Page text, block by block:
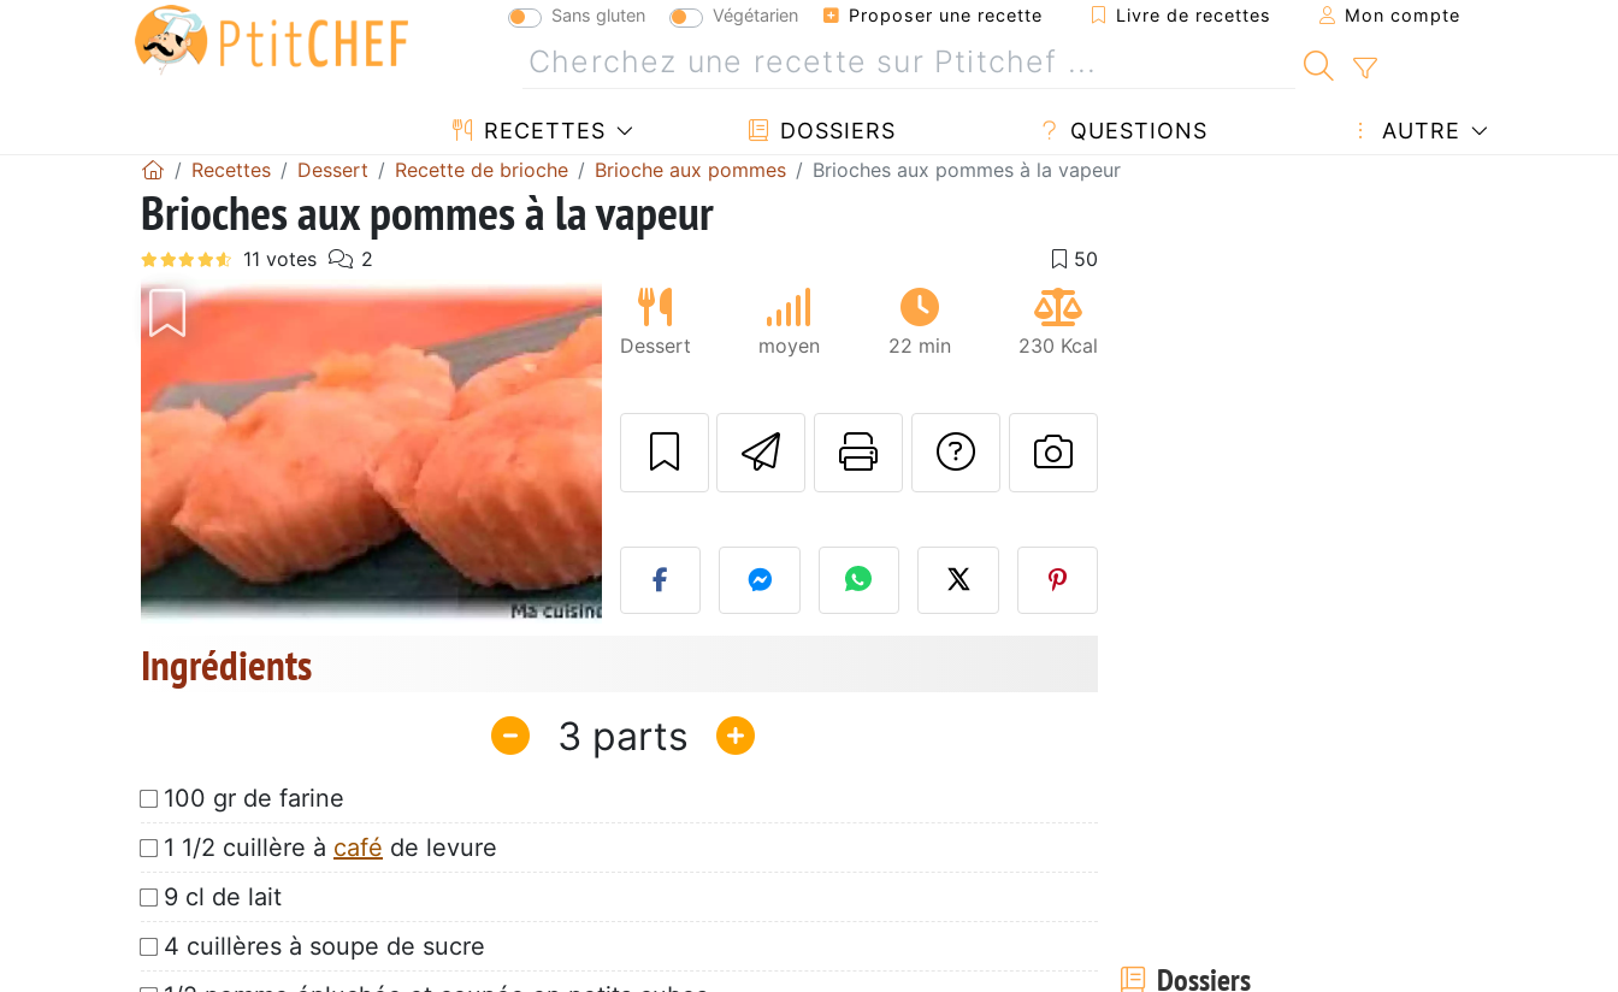
Sans gluten Végétarien Proposer une recette Livre de recettes Mon compte
RECETTES DOSSIERS QUESTIONS AUTRE
Recettes Dessert Recette de brioche Brioche aux pommes Brioches aux pommes à la vapeur
Brioches aux pommes à la vapeur
Dessert moyen 22 min 230 Kcal
Envoyer cette recette à un ami
Imprimer cette page
Poser une question à l'auteur
Publier votre photo de cette
Ingrédients
3
100 gr de farine
1 1/2 cuillère à café de levure
9 cl de lait
4 cuillères à soupe de sucre
Dossiers